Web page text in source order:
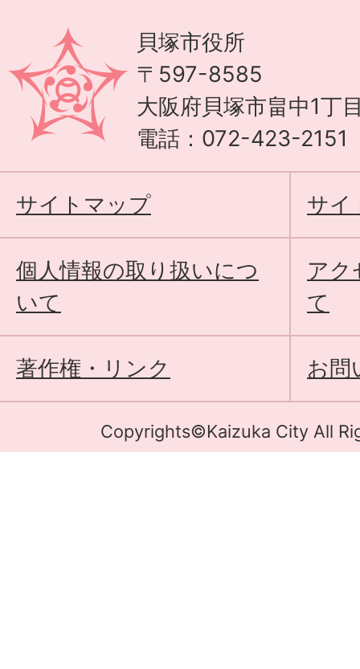
貝塚市役所
〒597-8585
大阪府貝塚市畠中1丁
電話：072-423-2151
サイトマップ サイ
個人情報の取り扱いにつ
いて
アク
て
著作権・リンク お問
Copyrights©Kaizuka City All